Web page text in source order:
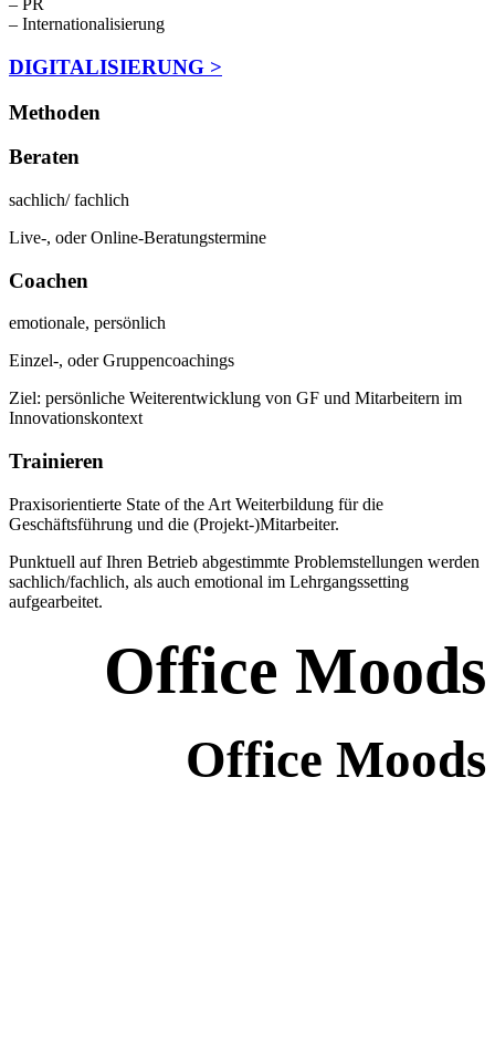
– PR
– Internationalisierung
DIGITALISIERUNG >
Methoden
Beraten
sachlich/ fachlich
Live-, oder Online-Beratungstermine
Coachen
emotionale, persönlich
Einzel-, oder Gruppencoachings
Ziel: persönliche Weiterentwicklung von GF und Mitarbeitern im
Innovationskontext
Trainieren
Praxisorientierte State of the Art Weiterbildung für die
Geschäftsführung und die (Projekt-)Mitarbeiter.
Punktuell auf Ihren Betrieb abgestimmte Problemstellungen werden
sachlich/fachlich, als auch emotional im Lehrgangssetting
aufgearbeitet.
Office Moods
Office Moods